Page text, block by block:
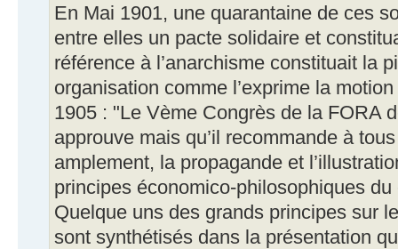
En Mai 1901, une quarantaine de ces
entre elles un pacte solidaire et
référence à l’anarchisme constituait la
organisation comme l’exprime la
1905 : "Le Vème Congrès de la FORA
approuve mais qu’il recommande à
amplement, la propagande et
principes économico-philosophiques
Quelque uns des grands principes sur
sont synthétisés dans la présentation